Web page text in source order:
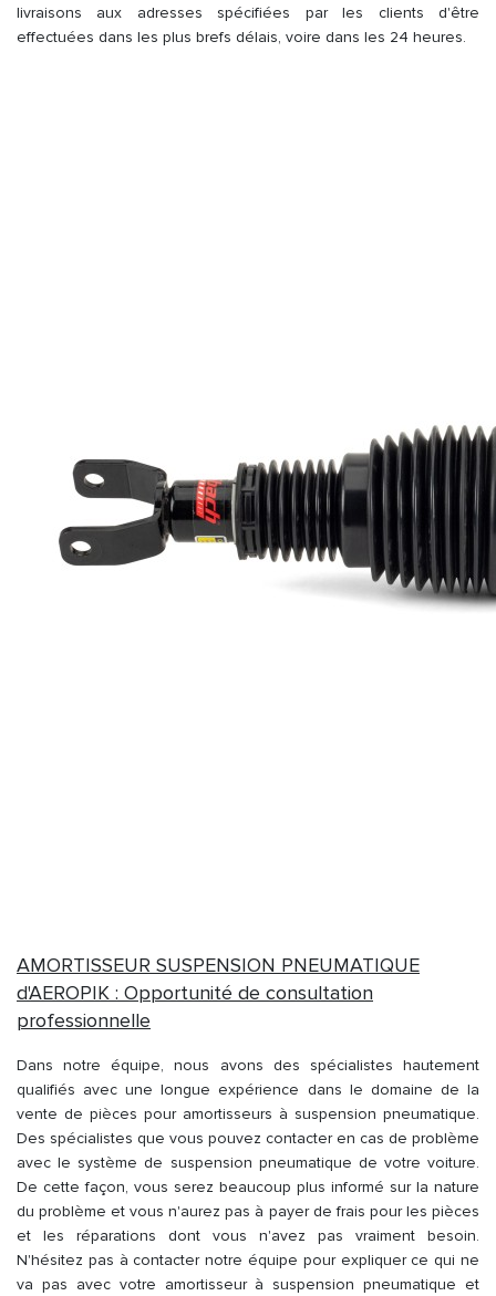
livraisons aux adresses spécifiées par les clients d'être
effectuées dans les plus brefs délais, voire dans les 24 heures.
AMORTISSEUR SUSPENSION PNEUMATIQUE
d'AEROPIK : Opportunité de consultation
professionnelle
Dans notre équipe, nous avons des spécialistes hautement
qualifiés avec une longue expérience dans le domaine de la
vente de pièces pour amortisseurs à suspension pneumatique.
Des spécialistes que vous pouvez contacter en cas de problème
avec le système de suspension pneumatique de votre voiture.
De cette façon, vous serez beaucoup plus informé sur la nature
du problème et vous n'aurez pas à payer de frais pour les pièces
et les réparations dont vous n'avez pas vraiment besoin.
N'hésitez pas à contacter notre équipe pour expliquer ce qui ne
va pas avec votre amortisseur à suspension pneumatique et